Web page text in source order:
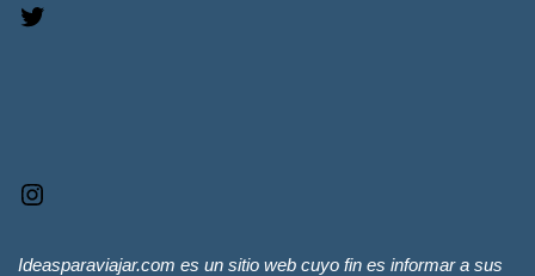
Ideasparaviajar.com es un sitio web cuyo fin es informar a sus